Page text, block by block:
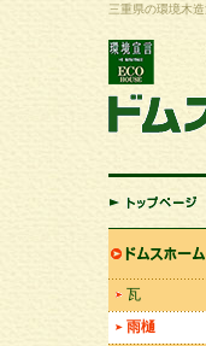
三重県の環境木
ドムスホー
長
瓦
雨樋